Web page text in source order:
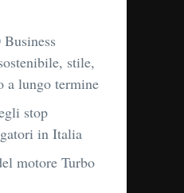
stile,
a lungo termine
stop
in Italia
motore Turbo